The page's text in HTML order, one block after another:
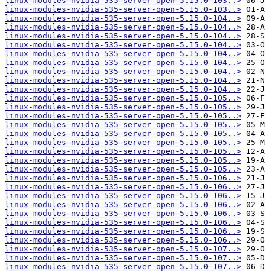
linux-modules-nvidia-535-server-open-5.15.0-103..>
linux-modules-nvidia-535-server-open-5.15.0-104..>
linux-modules-nvidia-535-server-open-5.15.0-104..>
linux-modules-nvidia-535-server-open-5.15.0-104..>
linux-modules-nvidia-535-server-open-5.15.0-104..>
linux-modules-nvidia-535-server-open-5.15.0-104..>
linux-modules-nvidia-535-server-open-5.15.0-104..>
linux-modules-nvidia-535-server-open-5.15.0-104..>
linux-modules-nvidia-535-server-open-5.15.0-104..>
linux-modules-nvidia-535-server-open-5.15.0-104..>
linux-modules-nvidia-535-server-open-5.15.0-105..>
linux-modules-nvidia-535-server-open-5.15.0-105..>
linux-modules-nvidia-535-server-open-5.15.0-105..>
linux-modules-nvidia-535-server-open-5.15.0-105..>
linux-modules-nvidia-535-server-open-5.15.0-105..>
linux-modules-nvidia-535-server-open-5.15.0-105..>
linux-modules-nvidia-535-server-open-5.15.0-105..>
linux-modules-nvidia-535-server-open-5.15.0-105..>
linux-modules-nvidia-535-server-open-5.15.0-105..>
linux-modules-nvidia-535-server-open-5.15.0-106..>
linux-modules-nvidia-535-server-open-5.15.0-106..>
linux-modules-nvidia-535-server-open-5.15.0-106..>
linux-modules-nvidia-535-server-open-5.15.0-106..>
linux-modules-nvidia-535-server-open-5.15.0-106..>
linux-modules-nvidia-535-server-open-5.15.0-106..>
linux-modules-nvidia-535-server-open-5.15.0-106..>
linux-modules-nvidia-535-server-open-5.15.0-106..>
linux-modules-nvidia-535-server-open-5.15.0-107..>
linux-modules-nvidia-535-server-open-5.15.0-107..>
linux-modules-nvidia-535-server-open-5.15.0-107..>